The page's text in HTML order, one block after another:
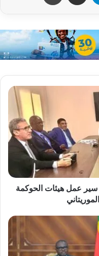
سير عمل هيئات الحوكمة